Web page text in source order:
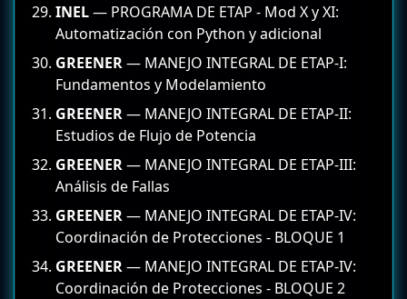
INEL— PROGRAMA DE ETAP - Mod X y XI:
Automatización con Python y adicional
GREENER— MANEJO INTEGRAL DE ETAP-I:
Fundamentos y Modelamiento
GREENER— MANEJO INTEGRAL DE ETAP-II:
Estudios de Flujo de Potencia
GREENER— MANEJO INTEGRAL DE ETAP-III:
Análisis de Fallas
GREENER— MANEJO INTEGRAL DE ETAP-IV:
Coordinación de Protecciones - BLOQUE 1
GREENER— MANEJO INTEGRAL DE ETAP-IV:
Coordinación de Protecciones - BLOQUE 2